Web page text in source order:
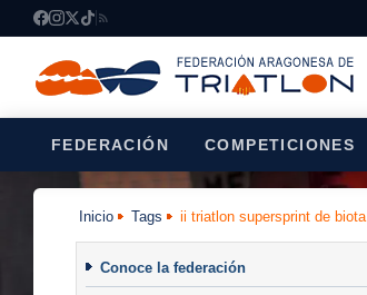
FEDERACIÓN COMPETICIONES
Inicio Tags
ii triatlon supersprint de biota
Conoce la federación